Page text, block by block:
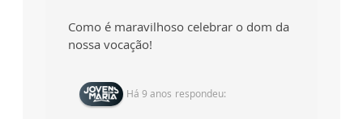
Como é maravilhoso celebrar o dom da
nossa vocação!
Há 9 anos respondeu: